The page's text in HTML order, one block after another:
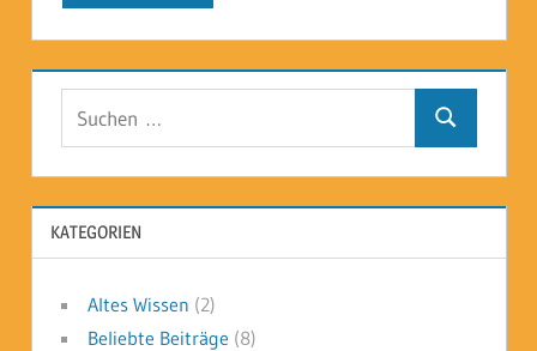
Suchen
KATEGORIEN
Altes Wissen (2)
Beliebte Beiträge (8)